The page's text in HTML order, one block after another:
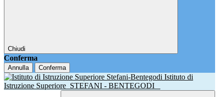
Chiudi
Conferma
Annulla Conferma
Istituto di
Istruzione Superiore STEFANI - BENTEGODI